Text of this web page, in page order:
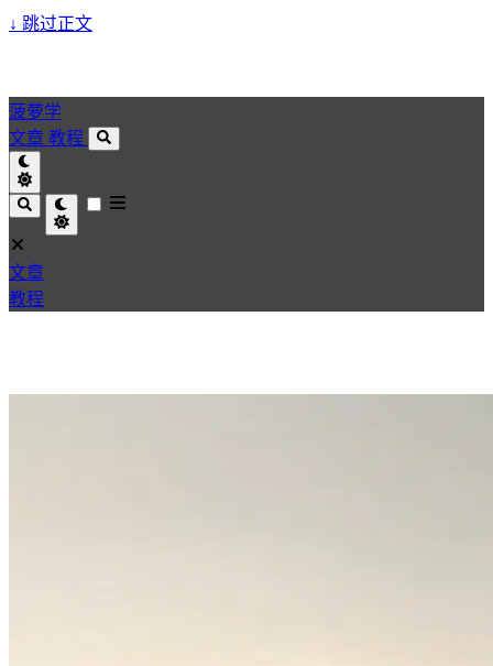
↓ 跳过正文
菠萝学
文章 教程
文章
教程